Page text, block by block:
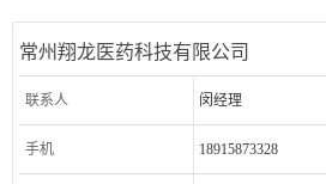
常州翔龙医药科技有限公司
联系人 闵经理
手机 18915873328